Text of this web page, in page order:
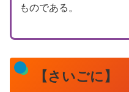
ものである。
【さいごに】